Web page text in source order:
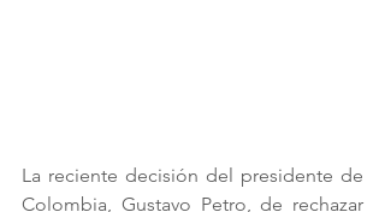
La reciente decisión del presidente de
Colombia, Gustavo Petro, de rechazar